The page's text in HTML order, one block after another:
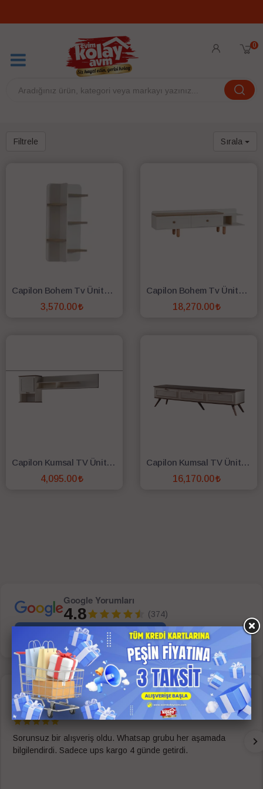
0
Filtrele Sırala
Capilon Bohem Tv Ünitesi Üst Modül
3,570.00
Capilon Bohem Tv Ünitesi Alt Modül
18,270.00
Capilon Kumsal TV Ünitesi Üst Modül
4,095.00
Capilon Kumsal TV Ünitesi Alt Modül
16,170.00
Google Yorumları
4.8 (374)
Bizi Google'da Değerlendirin
Mehmet Celal DODANLI
geçen hafta içinde
Sorunsuz bir alışveriş oldu. Whatsap grubu her aşamada
bilgilendirdi. Sadece ups kargo 4 günde getirdi.